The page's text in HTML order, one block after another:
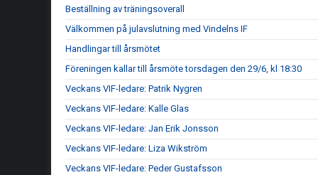
Beställning av träningsoverall
Välkommen på julavslutning med Vindelns IF
Handlingar till årsmötet
Föreningen kallar till årsmöte torsdagen den 29/6, kl 18:30
Veckans VIF-ledare: Patrik Nygren
Veckans VIF-ledare: Kalle Glas
Veckans VIF-ledare: Jan Erik Jonsson
Veckans VIF-ledare: Liza Wikström
Veckans VIF-ledare: Peder Gustafsson